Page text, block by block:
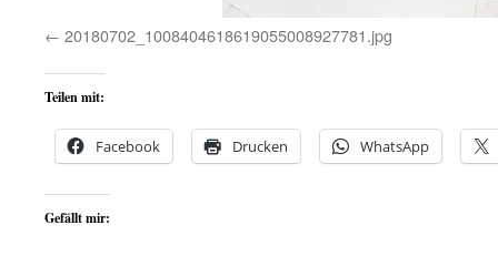
20180702_1008404618619055008927781.jpg
Teilen mit:
Facebook Drucken WhatsApp
Gefällt mir: